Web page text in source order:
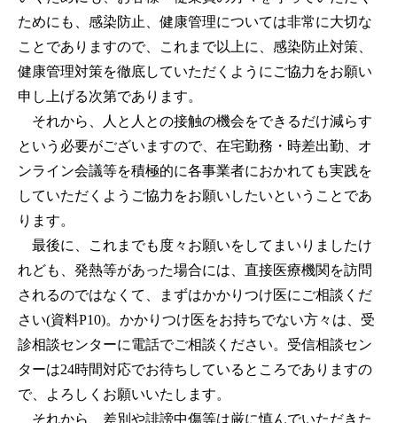
ためにも、感染防止、健康管理については非常に大切な
ことでありますので、これまで以上に、感染防止対策、
健康管理対策を徹底していただくようにご協力をお願い
申し上げる次第であります。
それから、人と人との接触の機会をできるだけ減らす
という必要がございますので、在宅勤務・時差出勤、オ
ンライン会議等を積極的に各事業者におかれても実践を
していただくようご協力をお願いしたいということであ
ります。
最後に、これまでも度々お願いをしてまいりましたけ
れども、発熱等があった場合には、直接医療機関を訪問
されるのではなくて、まずはかかりつけ医にご相談くだ
さい(資料P10)。かかりつけ医をお持ちでない方々は、受
診相談センターに電話でご相談ください。受信相談セン
ターは24時間対応でお待ちしているところでありますの
で、よろしくお願いいたします。
それから、差別や誹謗中傷等は厳に慎んでいただきた